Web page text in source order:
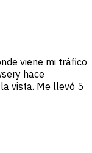
viene mi tráfico
hace
vista. Me llevó 5